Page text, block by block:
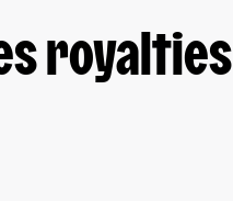
royalties